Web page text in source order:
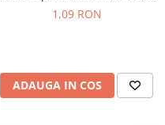
buc
1,09 RON
ADAUGA IN COS